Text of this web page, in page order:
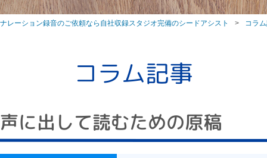
ナレーション録音のご依頼なら自社収録スタジオ完備のシードアシスト コラ
コラム記事
声に出して読むための原稿